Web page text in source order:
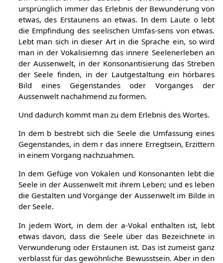
Im Intonieren des Lautes a offenbart die Seele
ursprünglich immer das Erlebnis der Bewunderung von
etwas, des Erstaunens an etwas. In dem Laute o lebt
die Empfindung des seelischen Umfas-sens von etwas.
Lebt man sich in dieser Art in die Sprache ein, so wird
man in der Vokalisiemng das innere Seelenerleben an
der Aussenwelt, in der Konsonantisierung das Streben
der Seele finden, in der Lautgestaltung ein hörbares
Bild eines Gegenstandes oder Vorganges der
In dem b bestrebt sich die Seele die Umfassung eines
Gegenstandes, in dem r das innere Erregtsein, Erzittern
In dem Gefüge von Vokalen und Konsonanten lebt die
Seele in der Aussenwelt mit ihrem Leben; und es leben
die Gestalten und Vorgänge der Aussenwelt im Bilde in
In jedem Wort, in dem der a-Vokal enthalten ist, lebt
etwas davon, dass die Seele über das Bezeichnete in
Verwunderung oder Erstaunen ist. Das ist zumeist ganz